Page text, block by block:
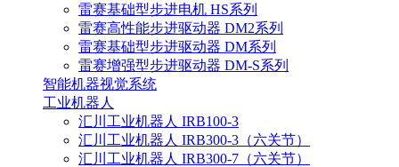
雷赛基础型步进电机 HS系列
雷赛高性能步进驱动器 DM2系列
雷赛基础型步进驱动器 DM系列
雷赛增强型步进驱动器 DM-S系列
智能机器视觉系统
工业机器人
汇川工业机器人 IRB100-3
汇川工业机器人 IRB300-3（六关节）
汇川工业机器人 IRB300-7（六关节）